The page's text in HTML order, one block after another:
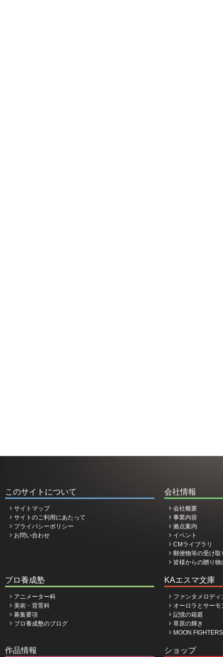
このサイトについて
サイトマップ
サイトのご利用にあたって
プライバシーポリシー
お問い合わせ
会社情報
会社概要
事業内容
拠点案内
イベント
CMライブラリ
郵便物等の受け取
皆様からの贈り
プロ養成塾
アニメーター科
美術・背景科
募集要項
プロ養成塾のブログ
KAエスマ文庫
ファンタメロデ
オーロラとサーモ
記憶の箱庭
草原の輝き
MOON
作品情報 ショップ